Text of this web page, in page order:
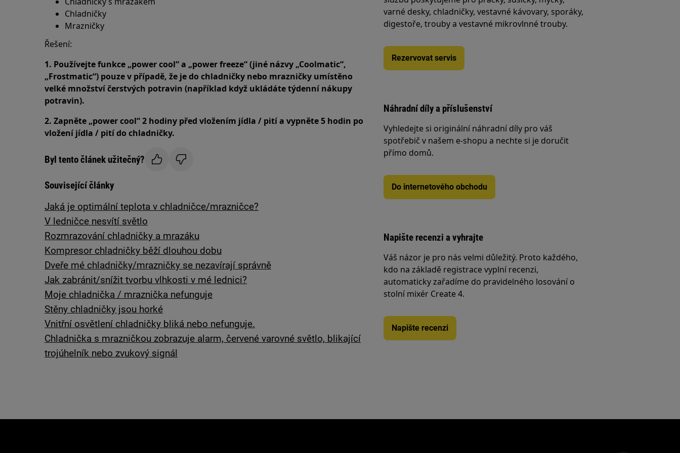
Chladničky
Mrazničky
Řešení:
1. Používejte funkce „power cool“ a „power freeze“ (jiné názvy „Coolmatic“,
„Frostmatic“) pouze v případě, že je do chladničky nebo mrazničky umístěno
velké množství čerstvých potravin (například když ukládáte týdenní nákupy
potravin).
2. Zapněte „power cool“ 2 hodiny před vložením jídla / pití a vypněte 5 hodin po
vložení jídla / pití do chladničky.
Byl tento článek užitečný?
Související články
Jaká je optimální teplota v chladničce/mrazničce?
V ledničce nesvítí světlo
Rozmrazování chladničky a mrazáku
Kompresor chladničky běží dlouhou dobu
Dveře mé chladničky/mrazničky se nezavírají správně
Jak zabránit/snížit tvorbu vlhkosti v mé lednici?
Moje chladnička / mraznička nefunguje
Stěny chladničky jsou horké
Vnitřní osvětlení chladničky bliká nebo nefunguje.
Chladnička s mrazničkou zobrazuje alarm, červené varovné světlo, blikající
trojúhelník nebo zvukový signál
varné desky, chladničky, vestavné kávovary, sporáky,
digestoře, trouby a vestavné mikrovlnné trouby.
Rezervovat servis
Náhradní díly a příslušenství
Vyhledejte si originální náhradní díly pro váš
spotřebič v našem e-shopu a nechte si je doručit
přímo domů.
Do internetového obchodu
Napište recenzi a vyhrajte
Váš názor je pro nás velmi důležitý. Proto každého,
kdo na základě registrace vyplní recenzi,
automaticky zařadíme do pravidelného losování o
stolní mixér Create 4.
Napište recenzi